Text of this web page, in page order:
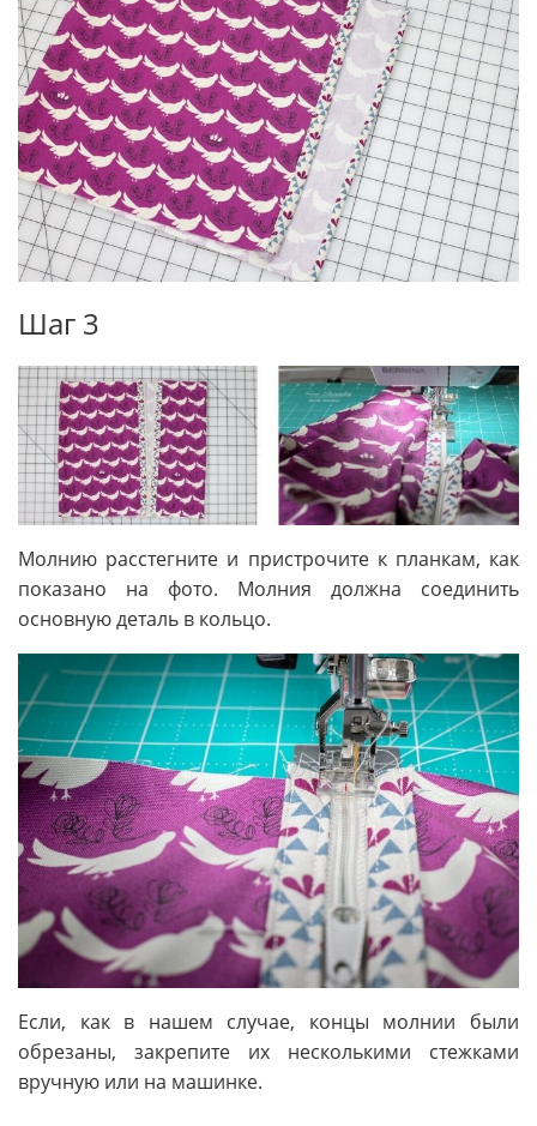
Шаг 3
Молнию расстегните и пристрочите к планкам, как
показано на фото. Молния должна соединить
основную деталь в кольцо.
Если, как в нашем случае, концы молнии были
обрезаны, закрепите их несколькими стежками
вручную или на машинке.